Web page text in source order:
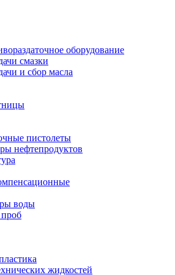
оборудование
смазки
и сбор масла
пистолеты
нефтепродуктов
воды
жидкостей